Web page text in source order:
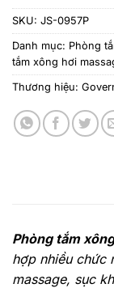
SKU: JS-0957P
Danh mục: Phòng
tắm xông hơi
Thương hiệu:
Phòng tắm
hợp nhiều chức
massage, sục